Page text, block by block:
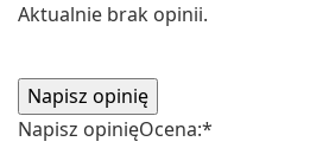
Aktualnie brak opinii.
Napisz opinięOcena:*